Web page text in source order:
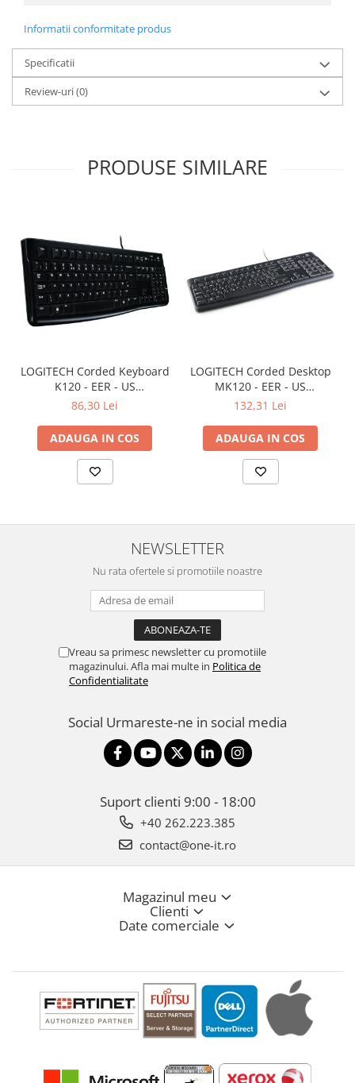
Informatii conformitate produs
Specificatii
Review-uri(0)
PRODUSE SIMILARE
LOGITECH Corded Keyboard
K120 - EER - US
International layout
86,30 Lei
ADAUGA IN COS
LOGITECH Corded Desktop
MK120 - EER - US
International layout
132,31 Lei
ADAUGA IN COS
NEWSLETTER
Nu rata ofertele si promotiile noastre
Vreau sa primesc newsletter cu promotiile
magazinului. Afla mai multe in Politica de
Confidentialitate
Social Urmareste-ne in social media
Suport clienti 9:00 - 18:00
+40 262.223.385
contact@one-it.ro
Magazinul meu
Clienti
Date comerciale